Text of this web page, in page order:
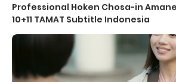
Professional Hoken Chosa-in
10+11 TAMAT Subtitle Indonesia